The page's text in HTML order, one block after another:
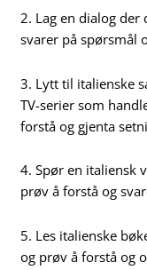
2. Lag en dialog
svarer på spørsmål
3. Lytt til italienske
TV-serier som
forstå og gjenta
4. Spør en italiensk
prøv å forstå og
5. Les italienske
og prøv å forstå og